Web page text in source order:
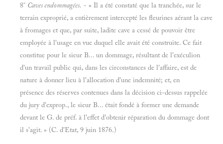
8° Caves endommagées. - « Il a été constaté que la tranchée, sur le
terrain exproprié, a entièrement intercepté les fleurines aérant la cave
à fromages et que, par suite, ladite cave a cessé de pouvoir être
employée à l'usage en vue duquel elle avait été construite. Ce fait
constitue pour le sieur B... un dommage, résultant de l'exéculion
d'un travail public qui, dans les circonstances de l'affaire, est de
nature à donner lieu à l'allocation d'une indemnité; et, en
présence des réserves contenues dans la décision ci-dessus rappelée
du jury d'exprop., le sieur B... était fondé à former une demande
devant le G. de préf. à l'effet d'obtenir réparation du dommage dont
il s'agit. » (C. d'Etat, 9 juin 1876.)